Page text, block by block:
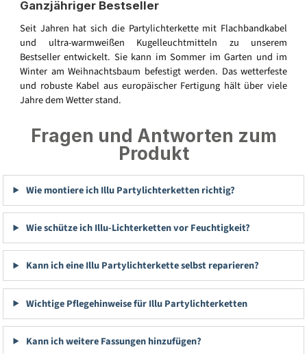
Ganzjähriger Bestseller
Seit Jahren hat sich die Partylichterkette mit Flachbandkabel
und ultra-warmweißen Kugelleuchtmitteln zu unserem
Bestseller entwickelt. Sie kann im Sommer im Garten und im
Winter am Weihnachtsbaum befestigt werden. Das wetterfeste
und robuste Kabel aus europäischer Fertigung hält über viele
Jahre dem Wetter stand.
Fragen und Antworten zum
Produkt
Wie montiere ich Illu Partylichterketten richtig?
Wie schütze ich Illu-Lichterketten vor Feuchtigkeit?
Kann ich eine Illu Partylichterkette selbst reparieren?
Wichtige Pflegehinweise für Illu Partylichterketten
Kann ich weitere Fassungen hinzufügen?